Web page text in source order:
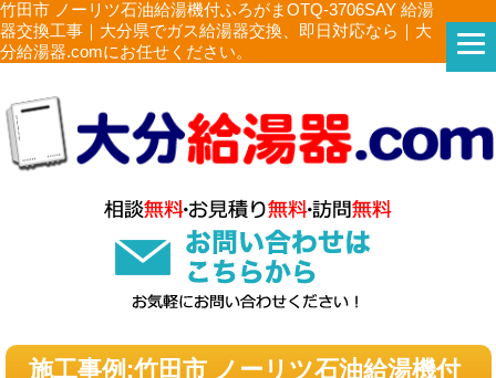
竹田市 ノーリツ石油給湯機付ふろがまOTQ-3706SAY 給湯
器交換工事｜大分県でガス給湯器交換、即日対応なら｜大
分給湯器.comにお任せください。
施工事例:竹田市 ノーリツ石油給湯機付